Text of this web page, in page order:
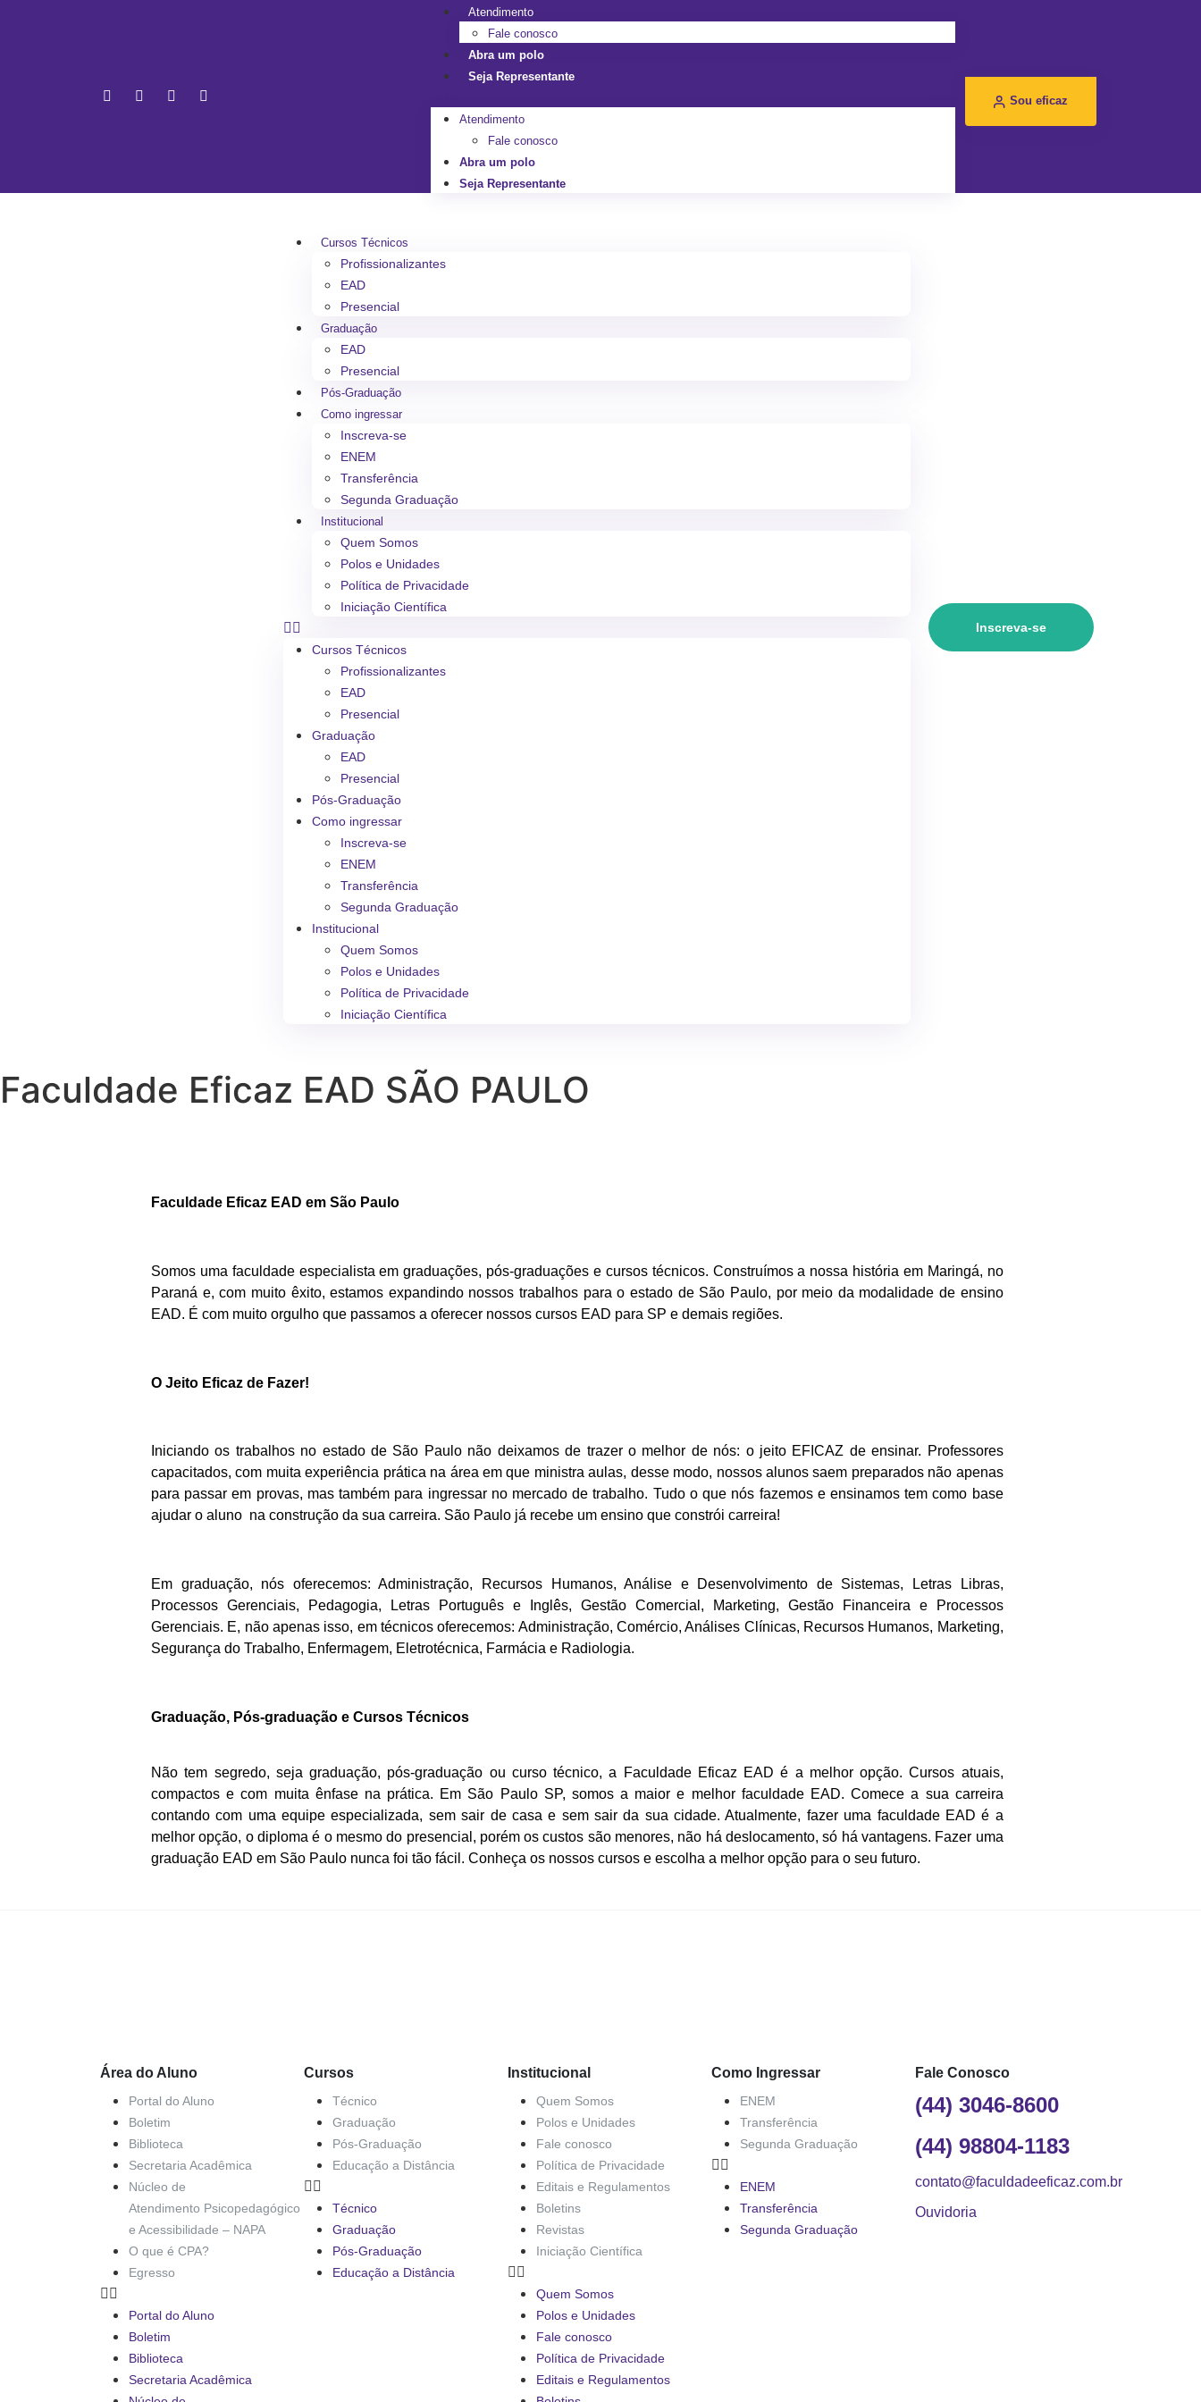
Atendimento
Fale conosco
Abra um polo
Seja Representante
Atendimento
Fale conosco
Abra um polo
Seja Representante
Sou eficaz
Cursos Técnicos
Profissionalizantes
EAD
Presencial
Graduação
EAD
Presencial
Pós-Graduação
Como ingressar
Inscreva-se
ENEM
Transferência
Segunda Graduação
Institucional
Quem Somos
Polos e Unidades
Política de Privacidade
Iniciação Científica
Cursos Técnicos
Profissionalizantes
EAD
Presencial
Graduação
EAD
Presencial
Pós-Graduação
Como ingressar
Inscreva-se
ENEM
Transferência
Segunda Graduação
Institucional
Quem Somos
Polos e Unidades
Política de Privacidade
Iniciação Científica
Inscreva-se
Faculdade Eficaz EAD SÃO PAULO
Faculdade Eficaz EAD em São Paulo
Somos uma faculdade especialista em graduações, pós-graduações e cursos técnicos. Construímos a nossa história em Maringá, no
Paraná e, com muito êxito, estamos expandindo nossos trabalhos para o estado deSão Paulo, por meio da modalidade de ensino
EAD. É com muito orgulho que passamos a oferecer nossos cursos EAD para SP e demais regiões.
O Jeito Eficaz de Fazer!
Iniciando os trabalhos no estado de São Paulonão deixamos de trazer o melhor de nós: o jeito EFICAZ de ensinar. Professores
capacitados, com muita experiência prática na área em que ministra aulas, desse modo, nossos alunos saem preparados não apenas
para passar em provas, mas também para ingressar no mercado de trabalho. Tudo o que nós fazemos e ensinamos tem como base
ajudar o aluno na construção da sua carreira. São Paulo já recebe um ensino que constrói carreira!
Em graduação, nós oferecemos: Administração, Recursos Humanos, Análise e Desenvolvimento de Sistemas, Letras Libras,
Processos Gerenciais, Pedagogia, Letras Português e Inglês, Gestão Comercial, Marketing, Gestão Financeira e Processos
Gerenciais. E, não apenas isso, em técnicos oferecemos: Administração, Comércio, Análises Clínicas, Recursos Humanos, Marketing,
Segurança do Trabalho, Enfermagem, Eletrotécnica, Farmácia e Radiologia.
Graduação, Pós-graduação e Cursos Técnicos
Não tem segredo, seja graduação, pós-graduação ou curso técnico, a Faculdade Eficaz EAD é a melhor opção. Cursos atuais,
compactos e com muita ênfase na prática. Em São Paulo SP, somos a maior e melhor faculdade EAD. Comece a sua carreira
contando com uma equipe especializada, sem sair de casa e sem sair da sua cidade. Atualmente, fazer uma faculdade EAD é a
melhor opção, o diploma é o mesmo do presencial, porém os custos são menores, não há deslocamento, só há vantagens. Fazer uma
graduação EAD em São Paulo nunca foi tão fácil. Conheça os nossos cursos e escolha a melhor opção para o seu futuro.
Área do Aluno
Portal do Aluno
Boletim
Biblioteca
Secretaria Acadêmica
Núcleo de
Atendimento Psicopedagógico
e Acessibilidade – NAPA
O que é CPA?
Egresso
Portal do Aluno
Boletim
Biblioteca
Secretaria Acadêmica
Cursos
Técnico
Graduação
Pós-Graduação
Educação a Distância
Técnico
Graduação
Pós-Graduação
Educação a Distância
Institucional
Quem Somos
Polos e Unidades
Fale conosco
Política de Privacidade
Editais e Regulamentos
Boletins
Revistas
Iniciação Científica
Quem Somos
Polos e Unidades
Fale conosco
Política de Privacidade
Editais e Regulamentos
Como Ingressar
ENEM
Transferência
Segunda Graduação
ENEM
Transferência
Segunda Graduação
Fale Conosco
(44) 3046-8600
(44) 98804-1183
contato@faculdadeeficaz.com.br
Ouvidoria